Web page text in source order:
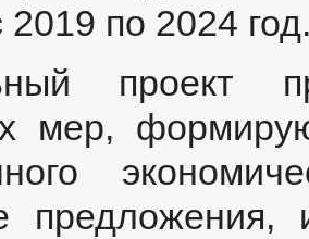
по 2024
проект
мер,